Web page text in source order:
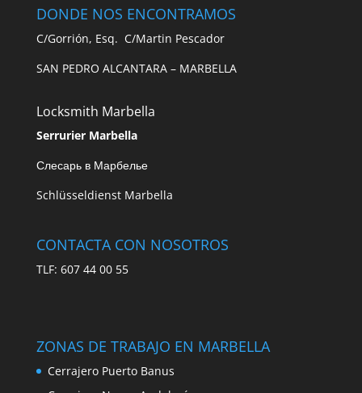
DONDE NOS ENCONTRAMOS
C/Gorrión, Esq. C/Martin Pescador
SAN PEDRO ALCANTARA – MARBELLA
Locksmith Marbella
Serrurier Marbella
Слесарь в Марбелье
Schlüsseldienst Marbella
CONTACTA CON NOSOTROS
TLF: 607 44 00 55
ZONAS DE TRABAJO EN MARBELLA
Cerrajero Puerto Banus